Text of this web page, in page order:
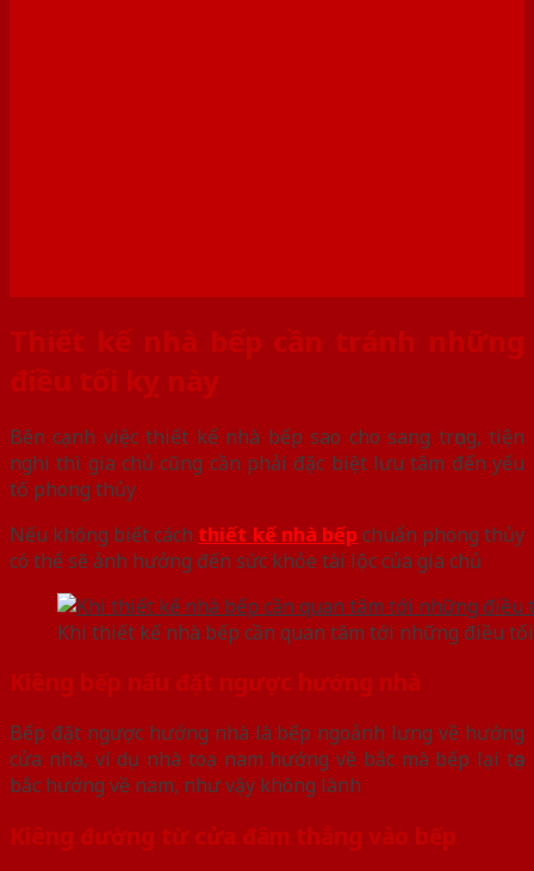
Thiết kế nhà bếp cần tránh những
điều tối kỵ này
Bên cạnh việc thiết kế nhà bếp sao cho sang trọng, tiện
nghi thì gia chủ cũng cần phải đặc biệt lưu tâm đến yếu
tố phong thủy
Nếu không biết cách thiết kế nhà bếp chuẩn phong thủy
có thể sẽ ảnh hưởng đến sức khỏe tài lộc của gia chủ
Khi thiết kế nhà bếp cần quan tâm tới những điều
Kiêng bếp nấu đặt ngược hướng nhà
Bếp đặt ngược hướng nhà là bếp ngoảnh lưng về hướng
cửa nhà, ví dụ nhà toạ nam hướng về bắc mà bếp lại tọa
bắc hướng về nam, như vậy không lành
Kiêng đường từ cửa đâm thẳng vào bếp